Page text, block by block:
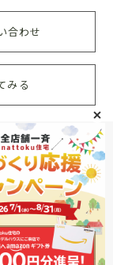
合わせ
みる
社